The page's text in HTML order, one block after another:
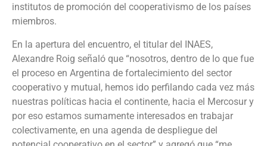
institutos de promoción del cooperativismo de los países
miembros.
En la apertura del encuentro, el titular del INAES,
Alexandre Roig señaló que “nosotros, dentro de lo que fue
el proceso en Argentina de fortalecimiento del sector
cooperativo y mutual, hemos ido perfilando cada vez más
nuestras políticas hacia el continente, hacia el Mercosur y
por eso estamos sumamente interesados en trabajar
colectivamente, en una agenda de despliegue del